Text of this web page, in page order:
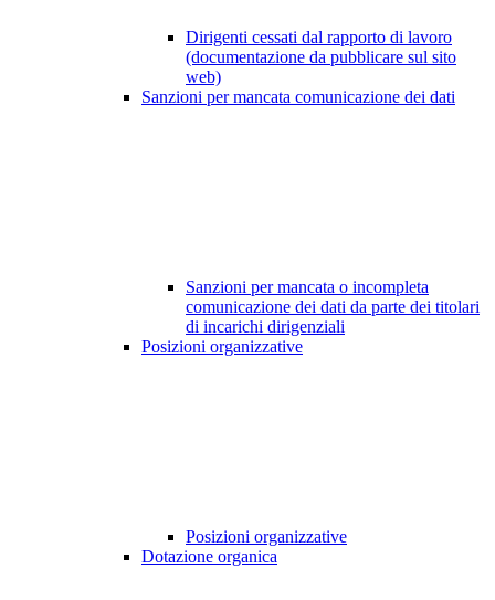
Dirigenti cessati dal rapporto di lavoro
(documentazione da pubblicare sul sito
web)
Sanzioni per mancata comunicazione dei dati
Sanzioni per mancata o incompleta
comunicazione dei dati da parte dei titolari
di incarichi dirigenziali
Posizioni organizzative
Posizioni organizzative
Dotazione organica